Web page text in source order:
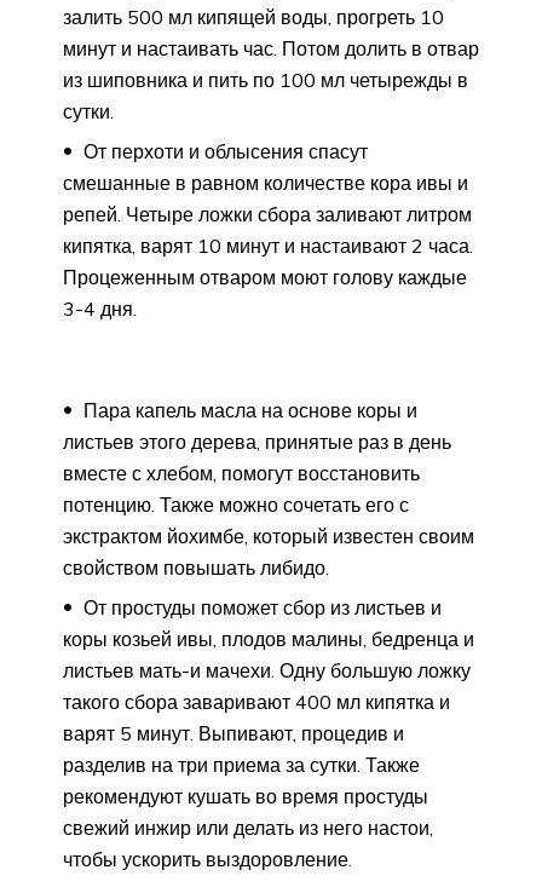
залить 500 мл кипящей воды, прогреть 10
минут и настаивать час. Потом долить в отвар
из шиповника и пить по 100 мл четырежды в
сутки.
От перхоти и облысения спасут
смешанные в равном количестве кора ивы и
репей. Четыре ложки сбора заливают литром
кипятка, варят 10 минут и настаивают 2 часа.
Процеженным отваром моют голову каждые
3-4 дня.
Пара капель масла на основе коры и
листьев этого дерева, принятые раз в день
вместе с хлебом, помогут восстановить
потенцию. Также можно сочетать его с
экстрактом йохимбе, который известен своим
свойством повышать либидо.
От простуды поможет сбор из листьев и
коры козьей ивы, плодов малины, бедренца и
листьев мать-и мачехи. Одну большую ложку
такого сбора заваривают 400 мл кипятка и
варят 5 минут. Выпивают, процедив и
разделив на три приема за сутки. Также
рекомендуют кушать во время простуды
свежий инжир или делать из него настои,
чтобы ускорить выздоровление.